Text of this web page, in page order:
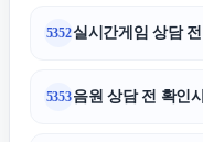
5352실시간게임 상담
5353음원 상담 전 확인